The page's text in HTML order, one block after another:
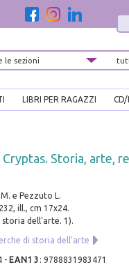
LIBRI PER RAGAZZI
Cryptas. Storia, arte,
e Pezzuto L.
ill., cm 17x24.
storia dell'arte. 1).
di storia dell'arte
- EAN13 : 9788831983471